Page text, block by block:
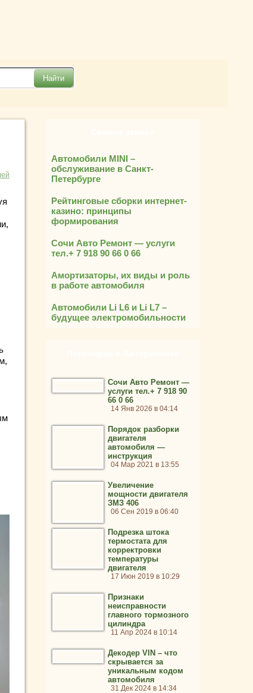
Автомобили MINI –
обслуживание в Санкт-
Петербурге
Рейтинговые сборки интернет-
казино: принципы
формирования
Сочи Авто Ремонт — услуги
тел.+ 7 918 90 66 0 66
Амортизаторы, их виды и роль
в работе автомобиля
Автомобили Li L6 и Li L7 –
будущее электромобильности
Сочи Авто Ремонт —
услуги тел.+ 7 918 90
66 0 66
14 Янв 2026 в 04:14
Порядок разборки
двигателя
автомобиля —
инструкция
04 Мар 2021 в 13:55
Увеличение
мощности двигателя
ЗМЗ 406
06 Сен 2019 в 06:40
Подрезка штока
термостата для
корректровки
температуры
двигателя
17 Июн 2019 в 10:29
Признаки
неисправности
главного тормозного
цилиндра
11 Апр 2024 в 10:14
Декодер VIN – что
скрывается за
уникальным кодом
автомобиля
31 Дек 2024 в 14:34